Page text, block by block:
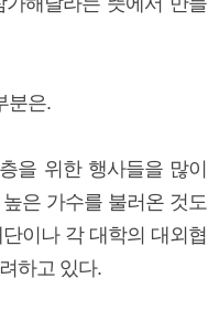
분은.
을 위한 행사들을 많이
은 가수를 불러온 것도
이나 각 대학의 대외협
하고 있다.